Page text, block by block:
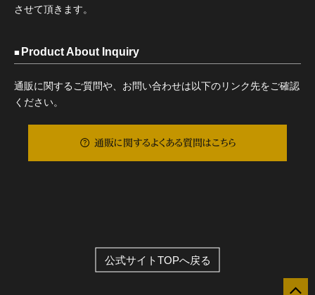
させて頂きます。
Product About Inquiry
通販に関するご質問や、お問い合わせは以下のリンク先をご確認
ください。
通販に関するよくある質問はこちら
公式サイトTOPへ戻る